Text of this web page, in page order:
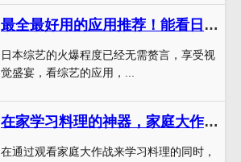
最全最好用的应用推荐！能看日本综艺的应用有哪些？
日本综艺的火爆程度已经无需赘言，享受视
觉盛宴，看综艺的应用，...
在家学习料理的神器，家庭大作战全集免费高清观看，厨艺进阶从此不再难
在通过观看家庭大作战来学习料理的同时，